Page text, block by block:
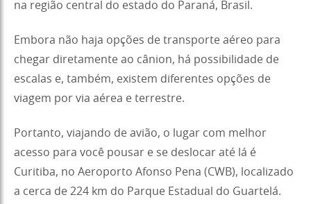
na região central do estado do Paraná, Brasil.
Embora não haja opções de transporte aéreo para
chegar diretamente ao cânion, há possibilidade de
escalas e, também, existem diferentes opções de
viagem por via aérea e terrestre.
Portanto, viajando de avião, o lugar com melhor
acesso para você pousar e se deslocar até lá é
Curitiba, no Aeroporto Afonso Pena (CWB), localizado
a cerca de 224 km do Parque Estadual do Guartelá.